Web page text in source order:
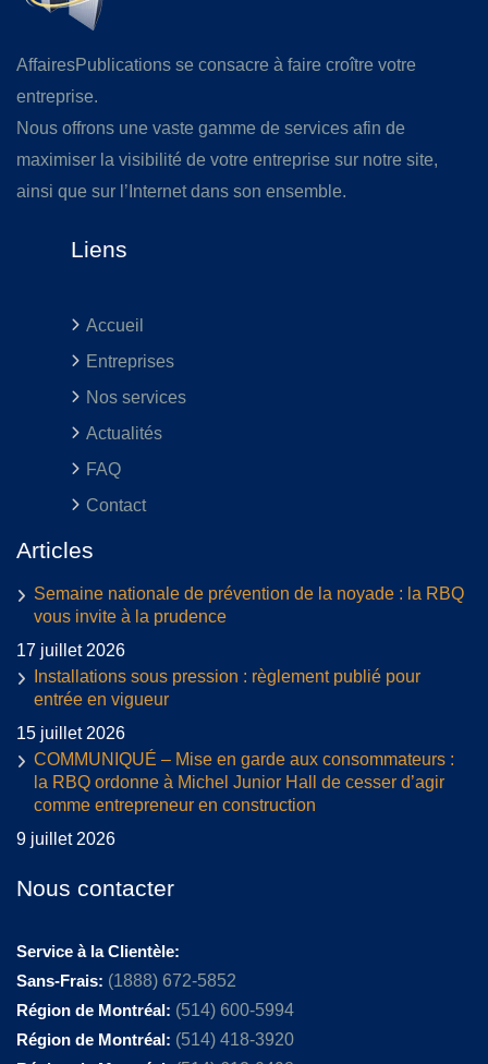
AffairesPublications se consacre à faire croître votre
entreprise.
Nous offrons une vaste gamme de services afin de
maximiser la visibilité de votre entreprise sur notre site,
ainsi que sur l’Internet dans son ensemble.
Liens
Accueil
Entreprises
Nos services
Actualités
FAQ
Contact
Articles
Semaine nationale de prévention de la noyade : la RBQ
vous invite à la prudence
17 juillet 2026
Installations sous pression : règlement publié pour
entrée en vigueur
15 juillet 2026
COMMUNIQUÉ – Mise en garde aux consommateurs :
la RBQ ordonne à Michel Junior Hall de cesser d’agir
comme entrepreneur en construction
9 juillet 2026
Nous contacter
Service à la Clientèle:
Sans-Frais: (1888) 672-5852
Région de Montréal: (514) 600-5994
Région de Montréal: (514) 418-3920